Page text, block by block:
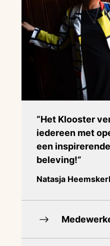
“Het Klooster
iedereen met
een
beleving!”
Natasja